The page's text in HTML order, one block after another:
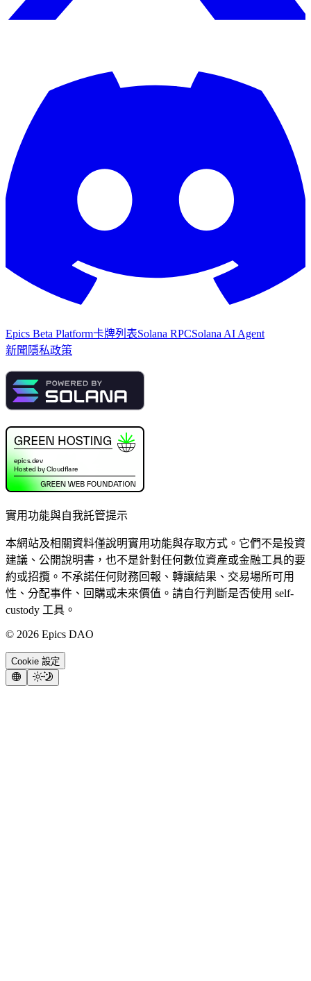
Epics Beta Platform卡牌列表Solana RPCSolana AI Agent
新聞 隱私政策
實用功能與自我託管提示
本網站及相關資料僅說明實用功能與存取方式。它們不是投資
建議、公開說明書，也不是針對任何數位資產或金融工具的要
約或招攬。不承諾任何財務回報、轉讓結果、交易場所可用
性、分配事件、回購或未來價值。請自行判斷是否使用 self-
custody 工具。
© 2026 Epics DAO
Cookie 設定